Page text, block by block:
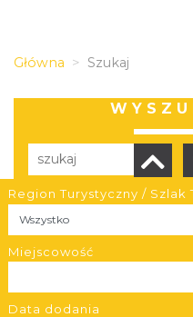
Główna Szukaj
Region Turystyczny / Szlak
Miejscowość
Data dodania
Liczba elementów: